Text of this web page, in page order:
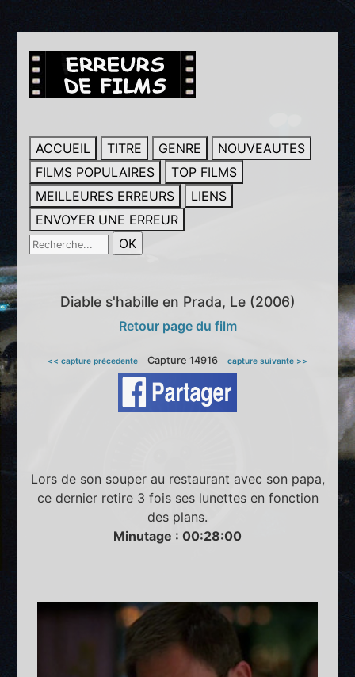
ACCUEIL TITRE GENRE
NOUVEAUTES
FILMS POPULAIRES
TOP FILMS
MEILLEURES ERREURS
LIENS
ENVOYER UNE ERREUR
Diable s'habille en Prada, Le (2006)
Retour page du film
<< capture précedente Capture 14916 capture suivante >>
Lors de son souper au restaurant avec son papa,
ce dernier retire 3 fois ses lunettes en fonction
des plans.
Minutage : 00:28:00